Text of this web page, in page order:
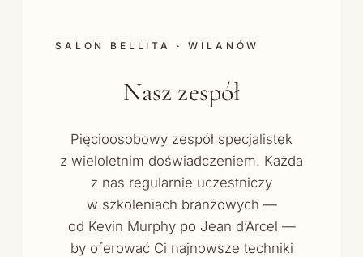
SALON BELLITA · WILANÓW
Nasz zespół
Pięcioosobowy zespół specjalistek
z wieloletnim doświadczeniem. Każda
z nas regularnie uczestniczy
w szkoleniach branżowych —
od Kevin Murphy po Jean d’Arcel —
by oferować Ci najnowsze techniki